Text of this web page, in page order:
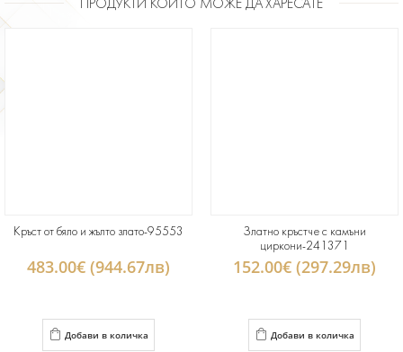
Кръст от бяло и жълто злато-95553
483.00€ (944.67лв)
Добави в количка
Златно кръстче с камъни
циркони-241371
152.00€ (297.29лв)
Добави в количка